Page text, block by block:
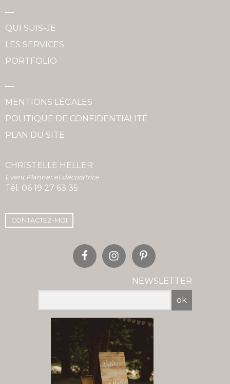
QUI SUIS-JE
LES SERVICES
PORTFOLIO
MENTIONS LÉGALES
POLITIQUE DE CONFIDENTIALITÉ
PLAN DU SITE
CHRISTELLE HELLER
Event Planner et décoratrice
Tél. 06 19 27 63 35
CONTACTEZ-MOI
NEWSLETTER
ok